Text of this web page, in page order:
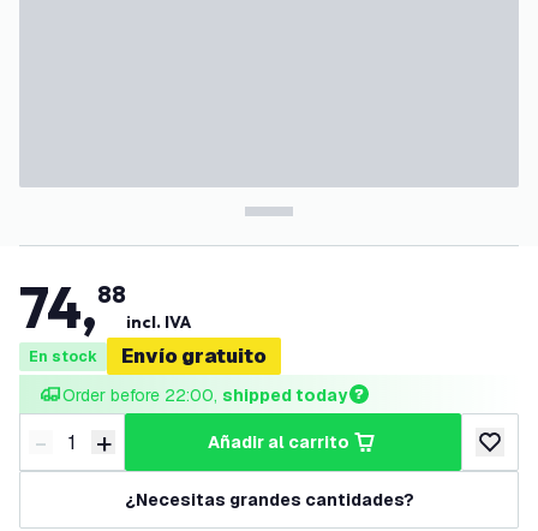
74,88
incl. IVA
En stock Envío gratuito
Order before 22:00, shipped today
Disminuir cantidad
- Aumentar cantidad
+ añadir al carrito
añadir
¿Necesitas grandes cantidades?